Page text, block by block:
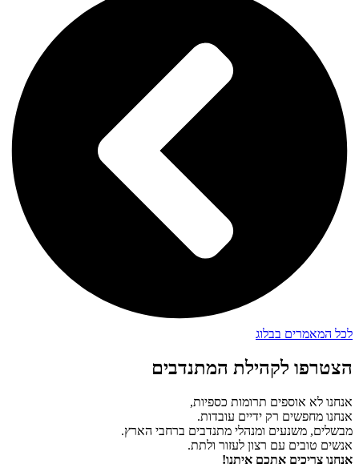
לכל המאמרים בבלוג
הצטרפו לקהילת המתנדבים
אנחנו לא אוספים תרומות כספיות,
אנחנו מחפשים רק ידיים עובדות.
מבשלים, משנעים ומנהלי מתנדבים ברחבי הארץ.
אנשים טובים עם רצון לעזור ולתת.
אנחנו צריכים אתכם איתנו!